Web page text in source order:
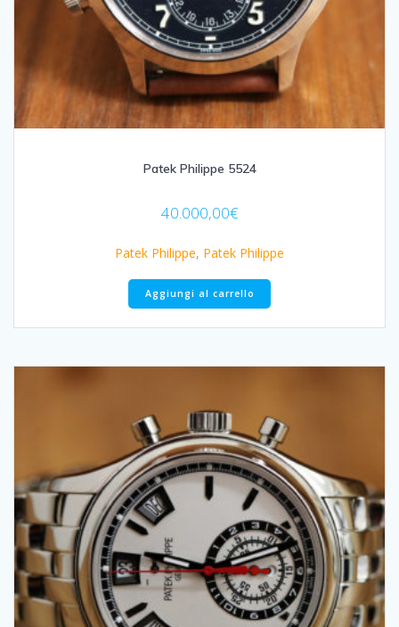
Patek Philippe 5524
40.000,00€
Patek Philippe, Patek Philippe
Aggiungi al carrello